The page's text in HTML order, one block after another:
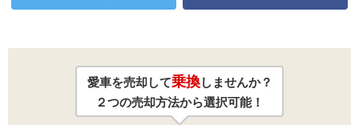
愛車を売却して乗換しませんか？
２つの売却方法から選択可能！